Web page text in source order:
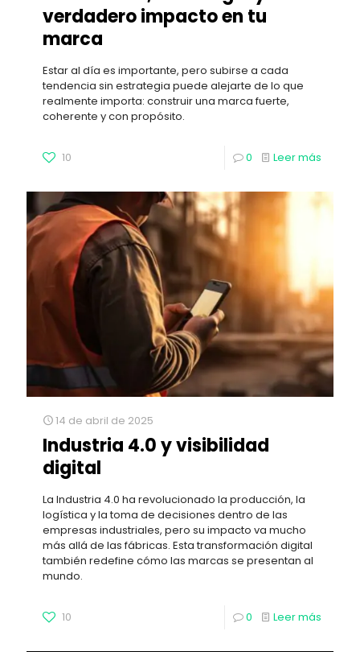
verdadero impacto en tu
marca
Estar al día es importante, pero subirse a cada
tendencia sin estrategia puede alejarte de lo que
realmente importa: construir una marca fuerte,
coherente y con propósito.
10 0 Leer más
14 de abril de 2025
Industria 4.0 y visibilidad
digital
La Industria 4.0 ha revolucionado la producción, la
logística y la toma de decisiones dentro de las
empresas industriales, pero su impacto va mucho
más allá de las fábricas. Esta transformación digital
también redefine cómo las marcas se presentan al
mundo.
10 0 Leer más